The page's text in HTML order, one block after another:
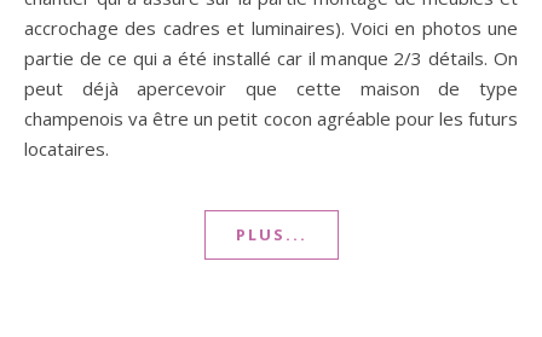
accrochage des cadres et luminaires). Voici en photos une
partie de ce qui a été installé car il manque 2/3 détails. On
peut déjà apercevoir que cette maison de type
champenois va être un petit cocon agréable pour les futurs
locataires.
PLUS...